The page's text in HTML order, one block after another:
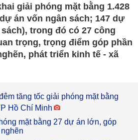
giải phóng mặt bằng 1.428
án vốn ngân sách; 147 dự
trong đó có 27 công
trọng, trọng điểm góp phần
phát triển kinh tế - xã
tăng tốc giải phóng mặt bằng
Hồ Chí Minh
mặt bằng 27 dự án lớn, góp